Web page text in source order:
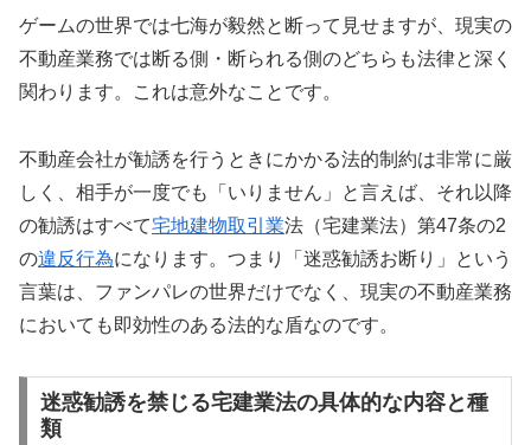
ゲームの世界では七海が毅然と断って見せますが、現実の
不動産業務では断る側・断られる側のどちらも法律と深く
関わります。これは意外なことです。
不動産会社が勧誘を行うときにかかる法的制約は非常に厳
しく、相手が一度でも「いりません」と言えば、それ以降
の勧誘はすべて宅地建物取引業法（宅建業法）第47条の2
の違反行為になります。つまり「迷惑勧誘お断り」という
言葉は、ファンパレの世界だけでなく、現実の不動産業務
においても即効性のある法的な盾なのです。
迷惑勧誘を禁じる宅建業法の具体的な内容と種
類